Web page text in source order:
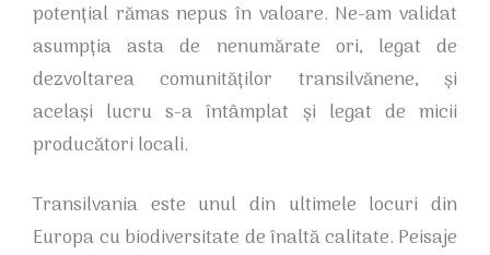
potențial rămas nepus în valoare. Ne-am validat
asumpția asta de nenumărate ori, legat de
dezvoltarea comunităților transilvănene, și
același lucru s-a întâmplat și legat de micii
producători locali.
Transilvania este unul din ultimele locuri din
Europa cu biodiversitate de înaltă calitate. Peisaje